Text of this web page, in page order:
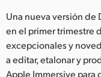
Una nueva versión de
en el primer trimestre
excepcionales y
a editar, etalonar y
Apple Immersive para